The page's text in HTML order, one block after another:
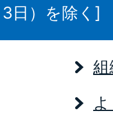
3日）を除く]